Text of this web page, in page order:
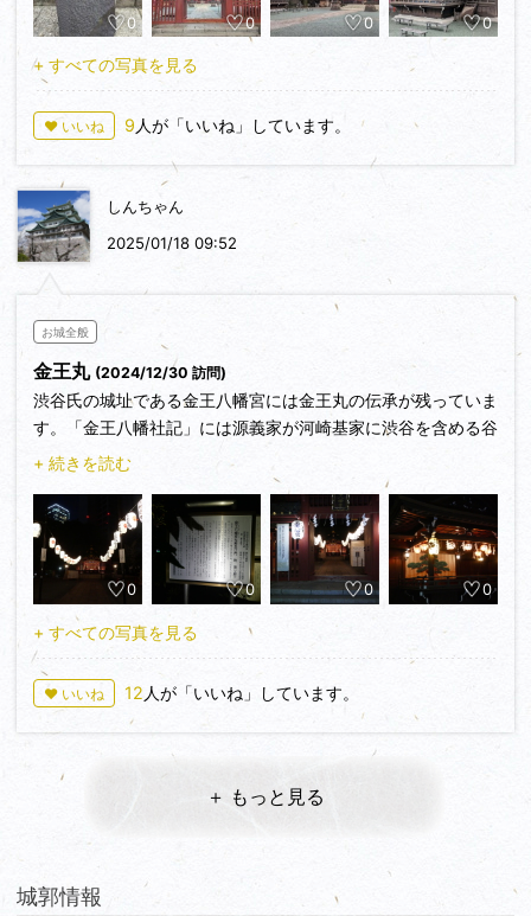
0 0 0 0
+ すべての写真を見る
♥ いいね 9 人が「いいね」しています。
しんちゃん
2025/01/18 09:52
お城全般
金王丸 (2024/12/30 訪問)
渋谷氏の城址である金王八幡宮には金王丸の伝承が残っていま
す。「金王八幡社記」には源義家が河崎基家に渋谷を含める谷
盛七郷を与えたされ、基家の子金王丸は源義家に従い、平治の
乱の後は出家し土佐坊昌俊と称し義朝の御霊を弔ったそうで
す。
その後、文治元年（1185）10月23日の夜、義経追討の命を受
け義経の館で討死を遂げました。最期は残念ですが、義朝の代
から源氏に良く使えた御家人だと思います。
+ 続きを読む
0 0 0 0
+ すべての写真を見る
♥ いいね 12 人が「いいね」しています。
＋ もっと見る
城郭情報